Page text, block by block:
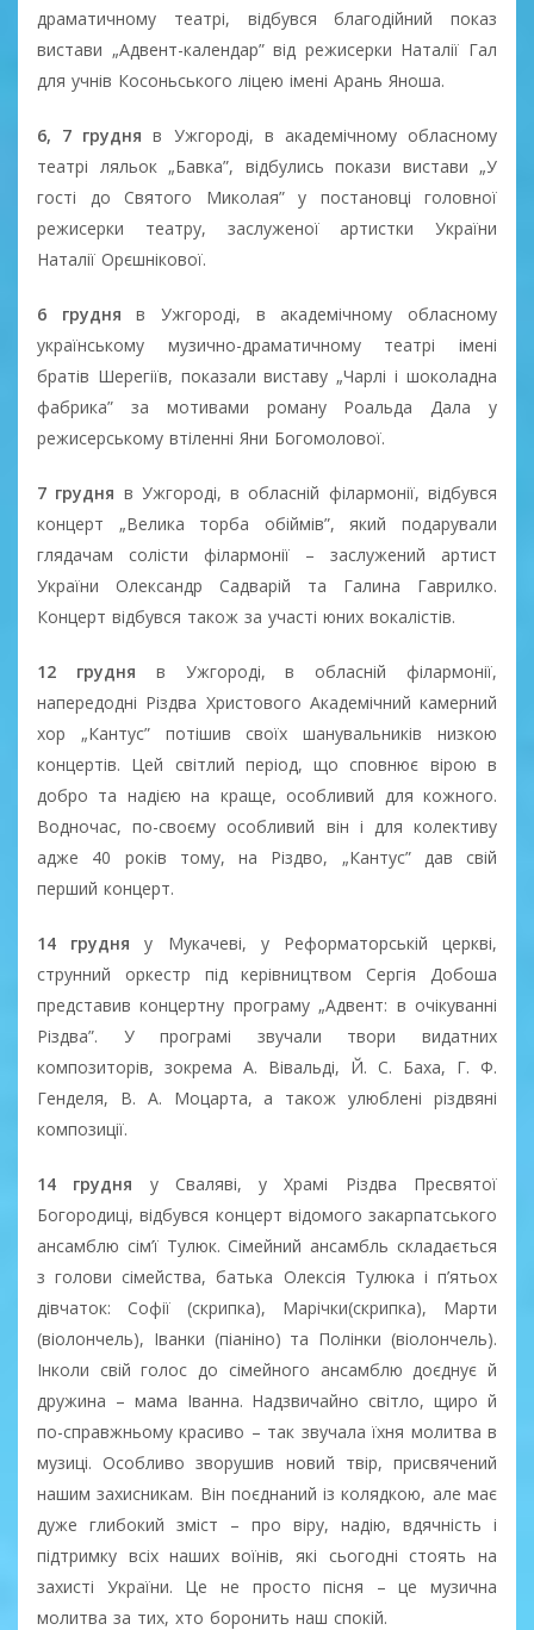
драматичному театрі, відбувся благодійний показ
вистави „Адвент-календар” від режисерки Наталії Гал
для учнів Косоньського ліцею імені Арань Яноша.
6, 7 грудняв Ужгороді, в академічному обласному
театрі ляльок „Бавка”, відбулись покази вистави „У
гості до Святого Миколая” у постановці головної
режисерки театру, заслуженої артистки України
Наталії Орєшнікової.
6 грудняв Ужгороді, в академічному обласному
українському музично-драматичному театрі імені
братів Шерегіїв, показали виставу „Чарлі і шоколадна
фабрика” за мотивами роману Роальда Дала у
режисерському втіленні Яни Богомолової.
7 грудня в Ужгороді, в обласній філармонії, відбувся
концерт „Велика торба обіймів”, який подарували
глядачам солісти філармонії – заслужений артист
України Олександр Садварій та Галина Гаврилко.
Концерт відбувся також за участі юних вокалістів.
12 грудня в Ужгороді, в обласній філармонії,
напередодні Різдва Христового Академічний камерний
хор „Кантус” потішив своїх шанувальників низкою
концертів. Цей світлий період, що сповнює вірою в
добро та надією на краще, особливий для кожного.
Водночас, по-своєму особливий він і для колективу
адже 40 років тому, на Різдво, „Кантус” дав свій
перший концерт.
14 грудня у Мукачеві, у Реформаторській церкві,
струнний оркестр під керівництвом Сергія Добоша
представив концертну програму „Адвент: в очікуванні
Різдва”. У програмі звучали твори видатних
композиторів, зокрема А. Вівальді, Й. С. Баха, Г. Ф.
Генделя, В. А. Моцарта, а також улюблені різдвяні
композиції.
14 грудня у Сваляві, у Храмі Різдва Пресвятої
Богородиці, відбувся концерт відомого закарпатського
ансамблю сім’ї Тулюк. Сімейний ансамбль складається
з голови сімейства, батька Олексія Тулюка і п’ятьох
дівчаток: Софії (скрипка), Марічки(скрипка), Марти
(віолончель), Іванки (піаніно) та Полінки (віолончель).
Інколи свій голос до сімейного ансамблю доєднує й
дружина – мама Іванна. Надзвичайно світло, щиро й
по-справжньому красиво – так звучала їхня молитва в
музиці. Особливо зворушив новий твір, присвячений
нашим захисникам. Він поєднаний із колядкою, але має
дуже глибокий зміст – про віру, надію, вдячність і
підтримку всіх наших воїнів, які сьогодні стоять на
захисті України. Це не просто пісня – це музична
молитва за тих, хто боронить наш спокій.